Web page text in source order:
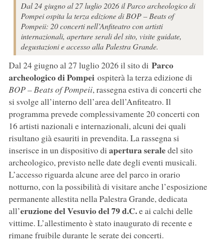
Dal 24 giugno al 27 luglio 2026 il Parco archeologico di
Pompei ospita la terza edizione di BOP – Beats of
Pompeii: 20 concerti nell’Anfiteatro con artisti
internazionali, aperture serali del sito, visite guidate,
degustazioni e accesso alla Palestra Grande.
Dal 24 giugno al 27 luglio 2026 il sito di Parco
archeologico di Pompeiospiterà la terza edizione di
BOP – Beats of Pompeii, rassegna estiva di concerti che
si svolge all’interno dell’area dell’Anfiteatro. Il
programma prevede complessivamente 20 concerti con
16 artisti nazionali e internazionali, alcuni dei quali
risultano già esauriti in prevendita. La rassegna si
inserisce in un dispositivo di apertura seraledel sito
archeologico, previsto nelle date degli eventi musicali.
L’accesso riguarda alcune aree del parco in orario
notturno, con la possibilità di visitare anche l’esposizione
permanente allestita nella Palestra Grande, dedicata
all’eruzione del Vesuvio del 79 d.C.e ai calchi delle
vittime. L’allestimento è stato inaugurato di recente e
rimane fruibile durante le serate dei concerti.